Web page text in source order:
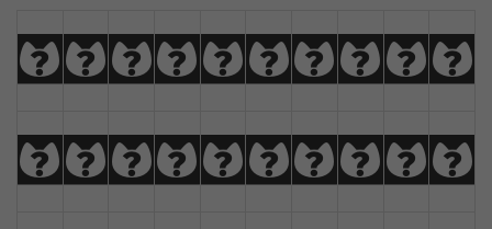
abcdefghij
klmnopqrst